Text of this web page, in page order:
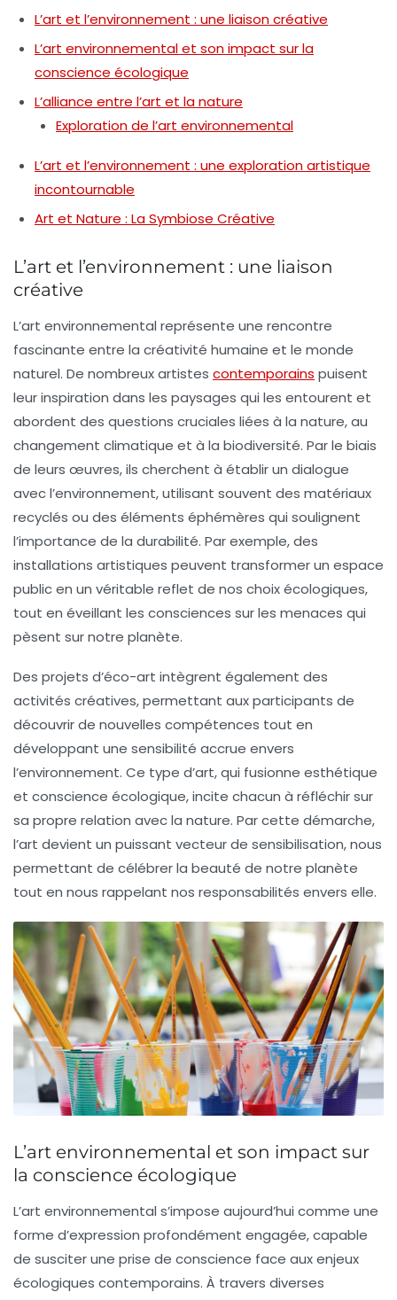
L’art et l’environnement : une liaison créative
L’art environnemental et son impact sur la
conscience écologique
L’alliance entre l’art et la nature
Exploration de l’art environnemental
L’art et l’environnement : une exploration artistique
incontournable
Art et Nature : La Symbiose Créative
L’art et l’environnement : une liaison
créative
L’art environnemental représente une rencontre
fascinante entre la créativité humaine et le monde
naturel. De nombreux artistes contemporains puisent
leur inspiration dans les paysages qui les entourent et
abordent des questions cruciales liées à la nature, au
changement climatique et à la biodiversité. Par le biais
de leurs œuvres, ils cherchent à établir un dialogue
avec l’environnement, utilisant souvent des matériaux
recyclés ou des éléments éphémères qui soulignent
l’importance de la durabilité. Par exemple, des
installations artistiques peuvent transformer un espace
public en un véritable reflet de nos choix écologiques,
tout en éveillant les consciences sur les menaces qui
pèsent sur notre planète.
Des projets d’éco-art intègrent également des
activités créatives, permettant aux participants de
découvrir de nouvelles compétences tout en
développant une sensibilité accrue envers
l’environnement. Ce type d’art, qui fusionne esthétique
et conscience écologique, incite chacun à réfléchir sur
sa propre relation avec la nature. Par cette démarche,
l’art devient un puissant vecteur de sensibilisation, nous
permettant de célébrer la beauté de notre planète
tout en nous rappelant nos responsabilités envers elle.
L’art environnemental et son impact sur
la conscience écologique
L’art environnemental s’impose aujourd’hui comme une
forme d’expression profondément engagée, capable
de susciter une prise de conscience face aux enjeux
écologiques contemporains. À travers diverses